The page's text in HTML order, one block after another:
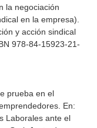
la negociación
en la empresa).
y acción sindical
978-84-15923-21-
prueba en el
En:
Laborales ante el